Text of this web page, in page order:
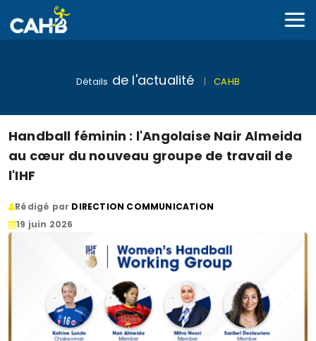
Détails de l'actualité | CAHB
Handball féminin : l'Angolaise Nair Almeida
au cœur du nouveau groupe de travail de
l'IHF
Rédigé par DIRECTION COMMUNICATION
19 juin 2026